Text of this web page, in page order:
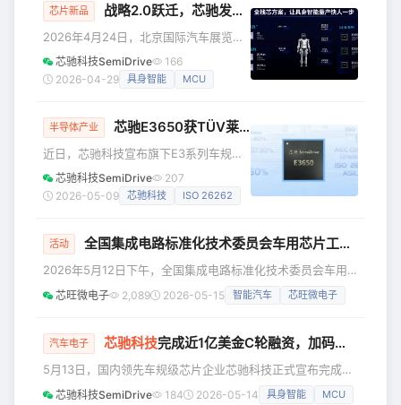
机厂及部分国际主流车企，包括上汽、奇瑞、长安、东风、一
汽、日产、本田、大众、理想等。 五大认证 放芯驰骋 ·德国
莱茵TÜ
芯片新品 战略2.0跃迁，芯驰发布面向具身智能的全栈「芯」方案
2026年4月24日，北京国际汽车展览会
上，芯驰科技重磅发布战略2.0：从行驶
智能迈向通用智能。芯驰凭借深厚的车
芯片解决方案。 战略2.0：技术同源、供
能计算、极端环境可靠性、纳秒级实时
响应、多总线通信、功能安全与信息安
全、长期供货保障——六大维度上的高
想
芯驰科技SemiDrive
166
2026-04-29
具身智能 MCU
半导体产业 芯驰E3650获TÜV莱茵ASIL D功能安全产品认证，同步提供全栈ASIL D安全软件方案
近日，芯驰科技宣布旗下E3系列车规
MCU旗舰产品**E3650成功通过TÜV
莱茵ISO 26262 ASIL D功能安全产品认
库，为下一代汽车电子电气架构提供从
E3650是面向新一代智控场景的22nm车
规旗舰MCU，已实现规模化量产并通过
芯驰科技SemiDrive
207
2026-05-09
芯驰科技 ISO 26262
活动 全国集成电路标准化技术委员会车用芯片工作组成立大会在上海顺利召开
2026年5月12日下午，全国集成电路标准化技术委员会车用
芯片工作组成立大会在上海召开。工业和信息化部电子信息司
王世江副司长、郭力力处长，中国电子技术标准化研究院陈大
议。 芯旺微电子作为车用芯片工作组成员和本次活动的承办
依托自身车规芯片研发与大规模量产积淀，助力完善车用芯片
行业标准体系，赋能
芯旺微电子 2,089 2026-05-15 智能汽车 芯旺微电子
汽车电子 芯驰科技完成近1亿美金C轮融资，加码汽车到具身智能全栈「芯」突破
5月13日，国内领先车规级芯片企业芯驰科技正式宣布完成近
1亿美金C轮融资。本轮融资由苏产投领投，陕汽鸿德投资作
芯驰科技SemiDrive 184 2026-05-14 具身智能 MCU